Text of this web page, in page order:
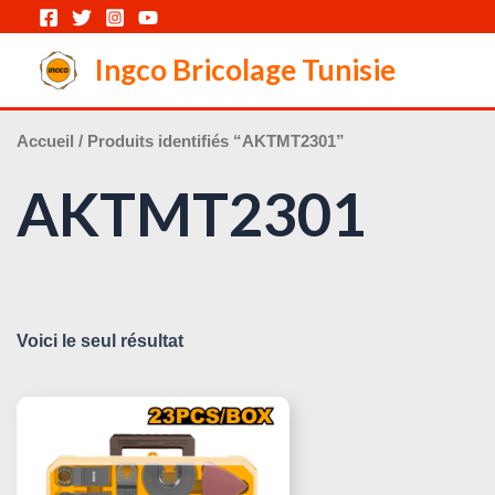
contenu
Ingco Bricolage Tunisie
Accueil / Produits identifiés “AKTMT2301”
AKTMT2301
Voici le seul résultat